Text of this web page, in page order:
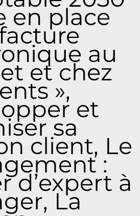
en place
au
et chez
»,
et
sa
client, Le
:
d’expert à
La